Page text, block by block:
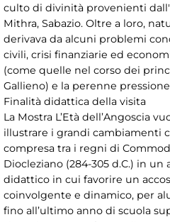
culto di divinità provenienti
Mithra, Sabazio. Oltre a loro,
derivava da alcuni problemi
civili, crisi finanziarie ed
(come quelle nel corso dei
Gallieno) e la perenne
Finalità didattica della visita
La Mostra L’Età dell’Angoscia
illustrare i grandi cambiamenti
compresa tra i regni di
Diocleziano (284-305 d.C.) in
didattico in cui favorire un
coinvolgente e dinamico, per
fino all’ultimo anno di scuola